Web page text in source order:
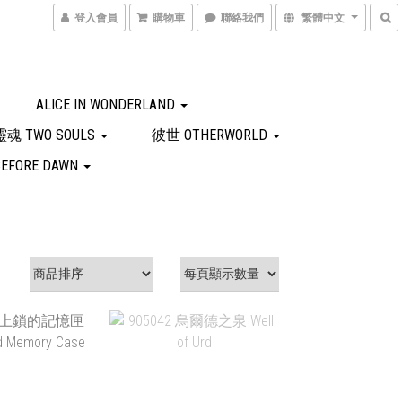
登入會員 購物車 聯絡我們 繁體中文
ALICE IN WONDERLAND
TWO SOULS
彼世 OTHERWORLD
DAWN